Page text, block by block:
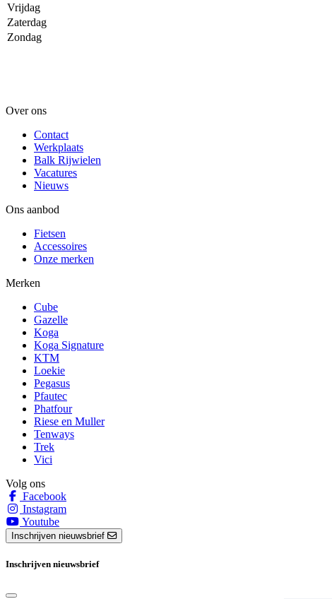
Vrijdag
Zaterdag
Zondag
Over ons
Contact
Werkplaats
Balk Rijwielen
Vacatures
Nieuws
Ons aanbod
Fietsen
Accessoires
Onze merken
Merken
Cube
Gazelle
Koga
Koga Signature
KTM
Loekie
Pegasus
Pfautec
Phatfour
Riese en Muller
Tenways
Trek
Vici
Volg ons
Facebook
Instagram
Youtube
Inschrijven nieuwsbrief
Inschrijven nieuwsbrief